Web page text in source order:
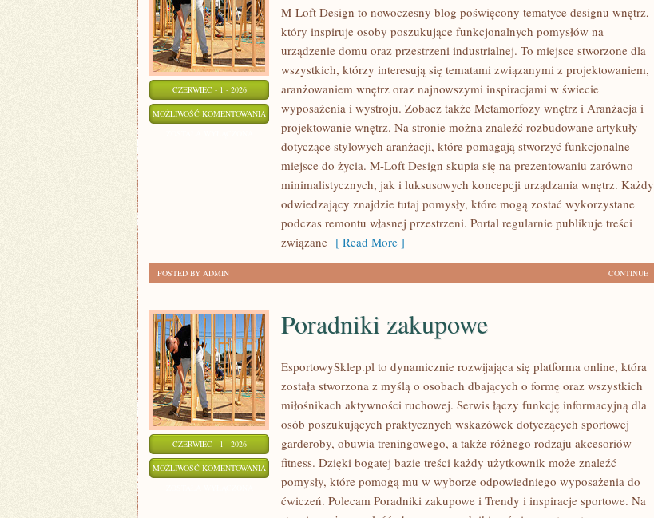
CZERWIEC - 1 - 2026
MOŻLIWOŚĆ KOMENTOWANIA ZRÓWNOWAŻONE
WNĘTRZA
M-Loft Design to nowoczesny blog poświęcony tematyce designu wnętrz,
który inspiruje osoby poszukujące funkcjonalnych pomysłów na
urządzenie domu oraz przestrzeni industrialnej. To miejsce stworzone dla
wszystkich, którzy interesują się tematami związanymi z projektowaniem,
aranżowaniem wnętrz oraz najnowszymi inspiracjami w świecie
wyposażenia i wystroju. Zobacz także Metamorfozy wnętrz i Aranżacja i
projektowanie wnętrz. Na stronie można znaleźć rozbudowane artykuły
dotyczące stylowych aranżacji, które pomagają stworzyć funkcjonalne
miejsce do życia. M-Loft Design skupia się na prezentowaniu zarówno
minimalistycznych, jak i luksusowych koncepcji urządzania wnętrz. Każdy
odwiedzający znajdzie tutaj pomysły, które mogą zostać wykorzystane
podczas remontu własnej przestrzeni. Portal regularnie publikuje treści
związane [ Read More ]
CONTINUE
POSTED BY ADMIN
CZERWIEC - 1 - 2026
MOŻLIWOŚĆ KOMENTOWANIA PORADNIKI
ZAKUPOWE
Poradniki zakupowe
EsportowySklep.pl to dynamicznie rozwijająca się platforma online, która
została stworzona z myślą o osobach dbających o formę oraz wszystkich
miłośnikach aktywności ruchowej. Serwis łączy funkcję informacyjną dla
osób poszukujących praktycznych wskazówek dotyczących sportowej
garderoby, obuwia treningowego, a także różnego rodzaju akcesoriów
fitness. Dzięki bogatej bazie treści każdy użytkownik może znaleźć
pomysły, które pomogą mu w wyborze odpowiedniego wyposażenia do
ćwiczeń. Polecam Poradniki zakupowe i Trendy i inspiracje sportowe. Na